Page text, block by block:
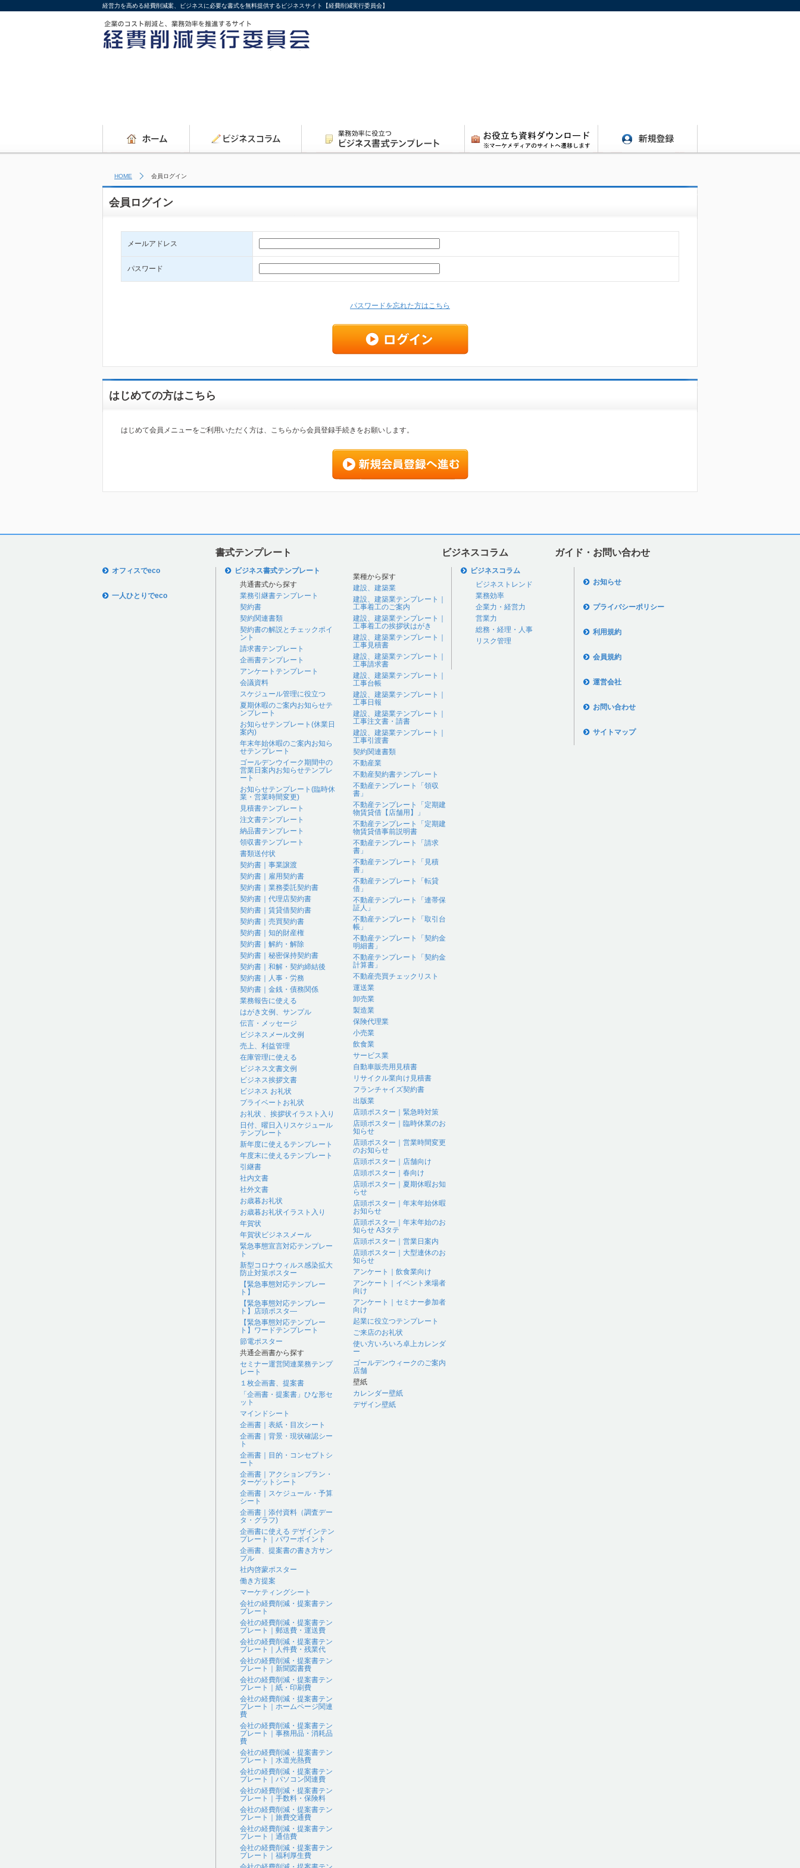
経営力を高める経費削減案、ビジネスに必要な書式を無料提供するビジネスサイト【経費削減実行委員会】
HOME 会員ログイン
会員ログイン
メールアドレス
パスワード
パスワードを忘れた方はこちら
はじめての方はこちら
はじめて会員メニューをご利用いただく方は、こちらから会員登録手続きをお願いします。
書式テンプレート ビジネスコラム ガイド・お問い合わせ
オフィスでeco
一人ひとりでeco
ビジネス書式テンプレート
共通書式から探す
業務引継書テンプレート
契約書
契約関連書類
契約書の解説とチェックポイ
ント
請求書テンプレート
企画書テンプレート
アンケートテンプレート
会議資料
スケジュール管理に役立つ
夏期休暇のご案内お知らせテ
ンプレート
お知らせテンプレート(休業日
案内)
年末年始休暇のご案内お知ら
せテンプレート
ゴールデンウイーク期間中の
営業日案内お知らせテンプレ
ート
お知らせテンプレート(臨時休
業・営業時間変更)
見積書テンプレート
注文書テンプレート
納品書テンプレート
領収書テンプレート
書類送付状
契約書｜事業譲渡
契約書｜雇用契約書
契約書｜業務委託契約書
契約書｜代理店契約書
契約書｜賃貸借契約書
契約書｜売買契約書
契約書｜知的財産権
契約書｜解約・解除
契約書｜秘密保持契約書
契約書｜和解・契約締結後
契約書｜人事・労務
契約書｜金銭・債務関係
業務報告に使える
はがき文例、サンプル
伝言・メッセージ
ビジネスメール文例
売上、利益管理
在庫管理に使える
ビジネス文書文例
ビジネス挨拶文書
ビジネス お礼状
プライベートお礼状
お礼状 、挨拶状イラスト入り
日付、曜日入りスケジュール
テンプレート
新年度に使えるテンプレート
年度末に使えるテンプレート
引継書
社内文書
社外文書
お歳暮お礼状
お歳暮お礼状イラスト入り
年賀状
年賀状ビジネスメール
緊急事態宣言対応テンプレー
ト
新型コロナウィルス感染拡大
防止対策ポスター
【緊急事態対応テンプレー
ト】
【緊急事態対応テンプレー
ト】店頭ポスタ―
【緊急事態対応テンプレー
ト】ワードテンプレート
節電ポスター
共通企画書から探す
セミナー運営関連業務テンプ
レート
１枚企画書、提案書
「企画書・提案書」ひな形セ
ット
マインドシート
企画書｜表紙・目次シート
企画書｜背景・現状確認シー
ト
企画書｜目的・コンセプトシ
ート
企画書｜アクションプラン・
ターゲットシート
企画書｜スケジュール・予算
シート
企画書｜添付資料（調査デー
タ・グラフ)
企画書に使える デザインテン
プレート｜パワーポイント
企画書、提案書の書き方サン
プル
社内啓蒙ポスター
働き方提案
マーケティングシート
会社の経費削減・提案書テン
プレート
会社の経費削減・提案書テン
プレート｜郵送費・運送費
会社の経費削減・提案書テン
プレート｜人件費・残業代
会社の経費削減・提案書テン
プレート｜新聞図書費
会社の経費削減・提案書テン
プレート｜紙・印刷費
会社の経費削減・提案書テン
プレート｜ホームページ関連
費
会社の経費削減・提案書テン
プレート｜事務用品・消耗品
費
会社の経費削減・提案書テン
プレート｜水道光熱費
会社の経費削減・提案書テン
プレート｜パソコン関連費
会社の経費削減・提案書テン
プレート｜手数料・保険料
会社の経費削減・提案書テン
プレート｜旅費交通費
会社の経費削減・提案書テン
プレート｜通信費
会社の経費削減・提案書テン
プレート｜福利厚生費
業種から探す
建設、建築業
建設、建築業テンプレート｜
工事着工のご案内
建設、建築業テンプレート｜
工事着工の挨拶状はがき
建設、建築業テンプレート｜
工事見積書
建設、建築業テンプレート｜
工事請求書
建設、建築業テンプレート｜
工事台帳
建設、建築業テンプレート｜
工事日報
建設、建築業テンプレート｜
工事注文書・請書
建設、建築業テンプレート｜
工事引渡書
契約関連書類
不動産業
不動産契約書テンプレート
不動産テンプレート「領収
書」
不動産テンプレート「定期建
物賃貸借【店舗用】」
不動産テンプレート「定期建
物賃貸借事前説明書
不動産テンプレート「請求
書」
不動産テンプレート「見積
書」
不動産テンプレート「転貸
借」
不動産テンプレート「連帯保
証人」
不動産テンプレート「取引台
帳」
不動産テンプレート「契約金
明細書」
不動産テンプレート「契約金
計算書」
不動産売買チェックリスト
運送業
卸売業
製造業
保険代理業
小売業
飲食業
サービス業
自動車販売用見積書
リサイクル業向け見積書
フランチャイズ契約書
出版業
店頭ポスター｜緊急時対策
店頭ポスター｜臨時休業のお
知らせ
店頭ポスター｜営業時間変更
のお知らせ
店頭ポスター｜店舗向け
店頭ポスター｜春向け
店頭ポスター｜夏期休暇お知
らせ
店頭ポスター｜年末年始休暇
お知らせ
店頭ポスター｜年末年始のお
知らせ A3タテ
店頭ポスター｜営業日案内
店頭ポスター｜大型連休のお
知らせ
アンケート｜飲食業向け
アンケート｜イベント来場者
向け
アンケート｜セミナー参加者
向け
起業に役立つテンプレート
ご来店のお礼状
使い方いろいろ卓上カレンダ
ー
ゴールデンウィークのご案内
店舗
壁紙
カレンダー壁紙
デザイン壁紙
ビジネスコラム
ビジネストレンド
業務効率
企業力・経営力
営業力
総務・経理・人事
リスク管理
お知らせ
プライバシーポリシー
利用規約
会員規約
運営会社
お問い合わせ
サイトマップ